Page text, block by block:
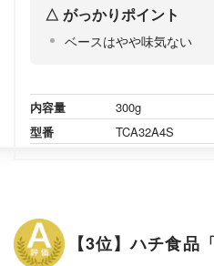
がっかりポイント
ベースはやや味気ない
内容量
300g
型番
TCA32A4S
【3位】ハチ食品